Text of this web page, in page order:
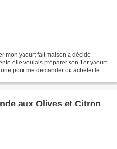
mon yaourt fait maison a décidé
elle voulais préparer son 1er yaourt
pour me demander ou acheter le
aux Olives et Citron